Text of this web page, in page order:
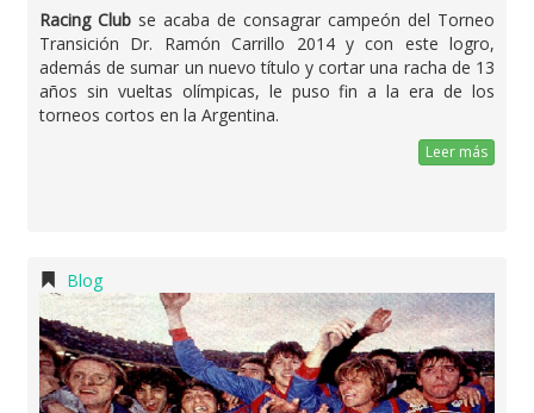
Racing Club se acaba de consagrar campeón del Torneo
Transición Dr. Ramón Carrillo 2014 y con este logro,
además de sumar un nuevo título y cortar una racha de 13
años sin vueltas olímpicas, le puso fin a la era de los
torneos cortos en la Argentina.
Leer más
Blog